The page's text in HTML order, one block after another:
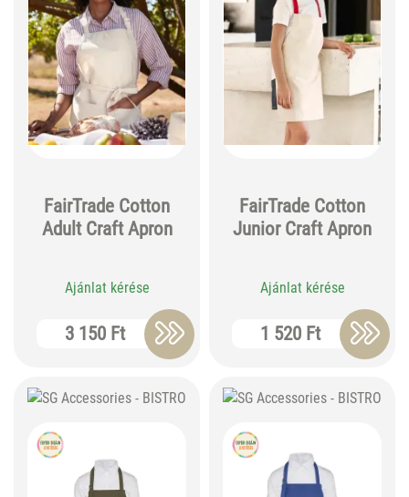
FairTrade Cotton
Adult Craft Apron
Ajánlat kérése
3 150 Ft
FairTrade Cotton
Junior Craft Apron
Ajánlat kérése
1 520 Ft